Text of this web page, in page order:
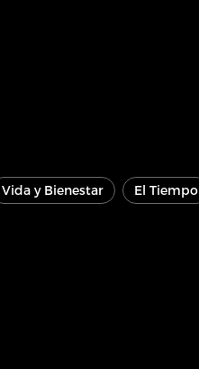
Vida y Bienestar El Tiempo